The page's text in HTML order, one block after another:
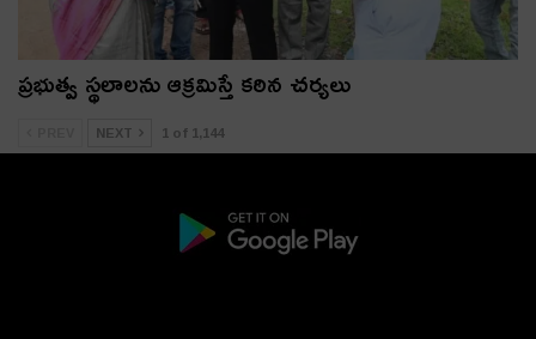
ప్రభుత్వ స్థలాలను ఆక్రమిస్తే కఠిన చర్యలు
NEXT 1 of 1,144